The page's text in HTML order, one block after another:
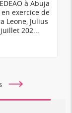
à Abuja
exercice de
Leone, Julius
202...